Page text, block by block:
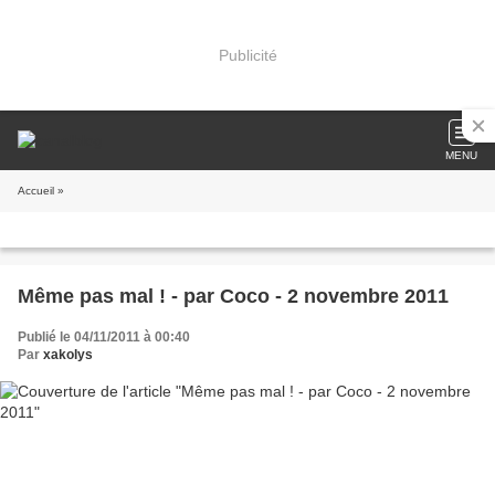
Publicité
MENU
Accueil »
Même pas mal ! - par Coco - 2 novembre 2011
Publié le 04/11/2011 à 00:40
Par xakolys